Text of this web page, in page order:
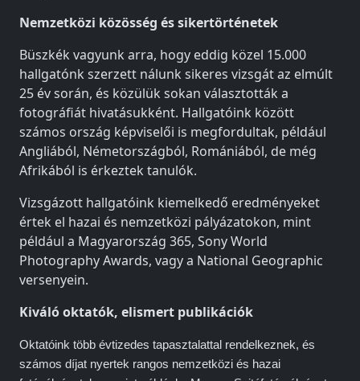
Nemzetközi közösség és sikertörténetek
Büszkék vagyunk arra, hogy eddig közel 15.000
hallgatónk szerzett nálunk sikeres vizsgát az elmúlt
25 év során, és közülük sokan választották a
fotográfiát hivatásukként. Hallgatóink között
számos ország képviselői is megfordultak, például
Angliából, Németországból, Romániából, de még
Afrikából is érkeztek tanulók.
Vizsgázott hallgatóink kiemelkedő eredményeket
értek el hazai és nemzetközi pályázatokon, mint
például a Magyarország 365, Sony World
Photography Awards, vagy a National Geographic
versenyein.
Kiváló oktatók, elismert publikációk
Oktatóink több évtizedes tapasztalattal rendelkeznek, és
számos díjat nyertek rangos nemzetközi és hazai